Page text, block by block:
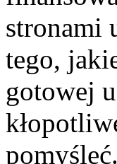
stronami
tego,
gotowej
pomyśleć.